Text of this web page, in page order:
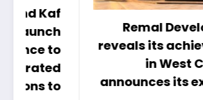
Developments
its achievements
in West Cairo and
its expansion